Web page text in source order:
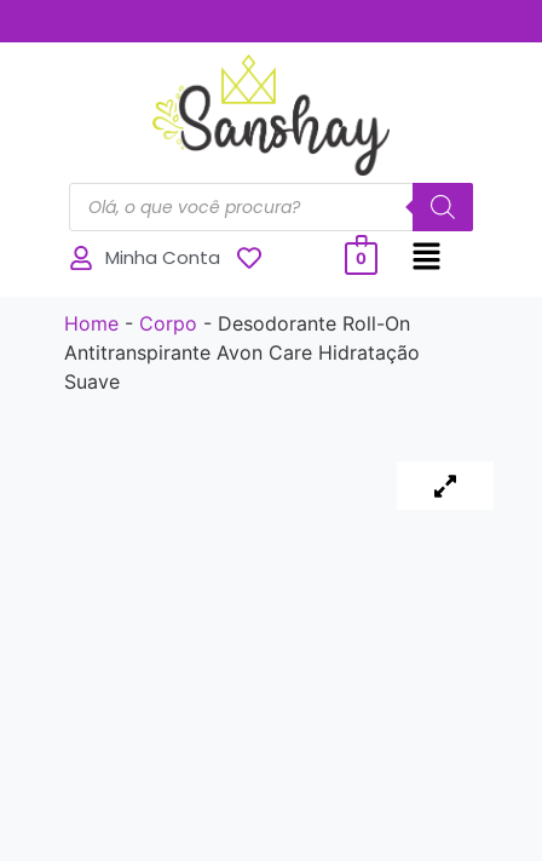
Minha Conta 0
Home- Corpo - Desodorante Roll-On
Antitranspirante Avon Care Hidratação
Suave